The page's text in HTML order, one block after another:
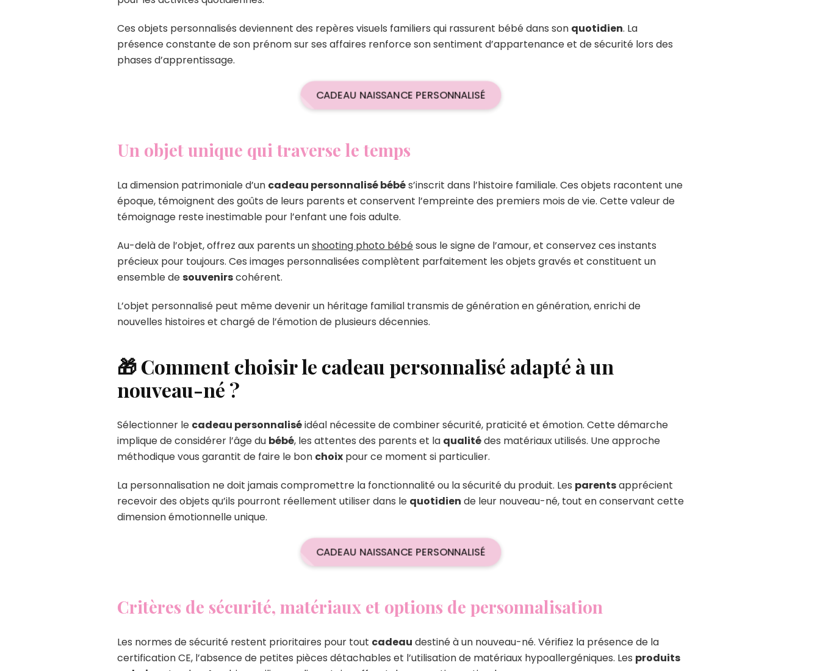
Ces objets personnalisés deviennent des repères visuels familiers qui rassurent bébé dans son quotidien. La
présence constante de son prénom sur ses affaires renforce son sentiment d’appartenance et de sécurité lors des
phases d’apprentissage.
CADEAU NAISSANCE PERSONNALISÉ
Un objet unique qui traverse le temps
La dimension patrimoniale d’un cadeau personnalisé bébés’inscrit dans l’histoire familiale. Ces objets racontent une
époque, témoignent des goûts de leurs parents et conservent l’empreinte des premiers mois de vie. Cette valeur de
témoignage reste inestimable pour l’enfant une fois adulte.
Au-delà de l’objet, offrez aux parents unshooting photo bébésous le signe de l’amour, et conservez ces instants
précieux pour toujours. Ces images personnalisées complètent parfaitement les objets gravés et constituent un
ensemble desouvenirscohérent.
L’objet personnalisé peut même devenir un héritage familial transmis de génération en génération, enrichi de
nouvelles histoires et chargé de l’émotion de plusieurs décennies.
🎁 Comment choisir le cadeau personnalisé adapté à un
nouveau-né ?
Sélectionner le cadeau personnaliséidéal nécessite de combiner sécurité, praticité et émotion. Cette démarche
implique de considérer l’âge du bébé, les attentes des parents et la qualitédes matériaux utilisés. Une approche
méthodique vous garantit de faire le bon choix pour ce moment si particulier.
La personnalisation ne doit jamais compromettre la fonctionnalité ou la sécurité du produit. Les parentsapprécient
recevoir des objets qu’ils pourront réellement utiliser dans le quotidien de leur nouveau-né, tout en conservant cette
dimension émotionnelle unique.
CADEAU NAISSANCE PERSONNALISÉ
Critères de sécurité, matériaux et options de personnalisation
Les normes de sécurité restent prioritaires pour tout cadeau destiné à un nouveau-né. Vérifiez la présence de la
certification CE, l’absence de petites pièces détachables et l’utilisation de matériaux hypoallergéniques. Les produits